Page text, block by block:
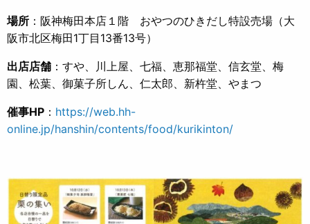
場所 ：阪神梅田本店１階 おやつのひきだし特設売場（大
阪市北区梅田1丁目13番13号）
出店店舗 ：すや、川上屋、七福、恵那福堂、信玄堂、梅
園、松葉、御菓子所しん、仁太郎、新杵堂、やまつ
催事HP ： https://web.hh-
online.jp/hanshin/contents/food/kurikinton/